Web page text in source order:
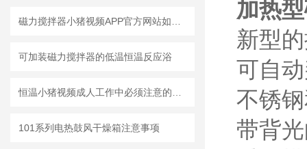
可加装磁力搅拌器的低温恒温反应浴
101系列电热鼓风干燥箱注意事项
加热
新型的
可自动
不锈
带背光